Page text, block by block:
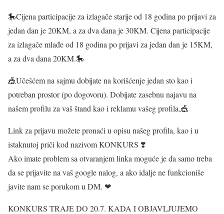
🎠Cijena participacije za izlagače starije od 18 godina po prijavi za
jedan dan je 20KM, a za dva dana je 30KM. Cijena participacije
za izlagače mlađe od 18 godina po prijavi za jedan dan je 15KM,
a za dva dana 20KM.🎠
🎪Učešćem na sajmu dobijate na korišćenje jedan sto kao i
potreban prostor (po dogovoru). Dobijate zasebnu najavu na
našem profilu za vaš štand kao i reklamu vašeg profila.🎪
Link za prijavu možete pronaći u opisu našeg profila, kao i u
istaknutoj priči kod nazivom KONKURS ❣️
Ako imate problem sa otvaranjem linka moguće je da samo treba
da se prijavite na vaš google nalog, a ako idalje ne funkcioniše
javite nam se porukom u DM. ❤
KONKURS TRAJE DO 20.7. KADA I OBJAVLJUJEMO